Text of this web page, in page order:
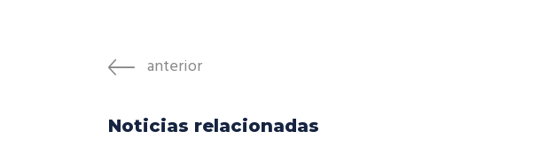
anterior
Noticias relacionadas